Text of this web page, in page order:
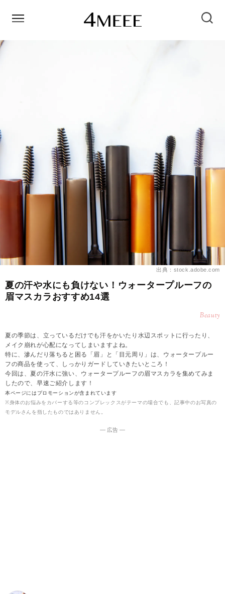
出典：stock.adobe.com
夏の汗や水にも負けない！ウォータープルーフの
眉マスカラおすすめ14選
Beauty
夏の季節は、立っているだけでも汗をかいたり水辺スポットに行ったり、
メイク崩れが心配になってしまいますよね。
特に、滲んだり落ちると困る「眉」と「目元周り」は、ウォータープルー
フの商品を使って、しっかりガードしていきたいところ！
今回は、夏の汗水に強い、ウォータープルーフの眉マスカラを集めてみま
したので、早速ご紹介します！
本ページにはプロモーションが含まれています
※身体のお悩みをカバーする等のコンプレックスがテーマの場合でも、記事中のお写真の
モデルさんを指したものではありません。
― 広告 ―